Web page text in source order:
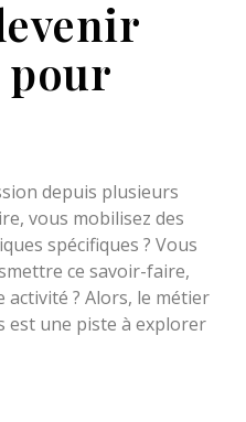
depuis plusieurs
vous mobilisez des
spécifiques ? Vous
ce savoir-faire,
? Alors, le métier
une piste à explorer